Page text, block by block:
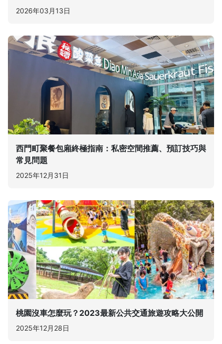
2026年03月13日
西門町聚餐包廂終極指南：私密空間推薦、預訂技巧與
常見問題
2025年12月31日
桃園沒車怎麼玩？2023最新公共交通旅遊攻略大公開
2025年12月28日